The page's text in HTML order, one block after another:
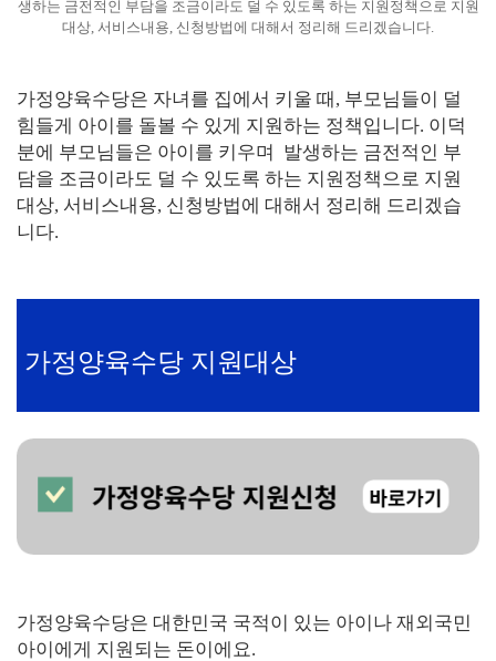
생하는 금전적인 부담을 조금이라도 덜 수 있도록 하는 지원정책으로 지원
대상, 서비스내용, 신청방법에 대해서 정리해 드리겠습니다.
가정양육수당은 자녀를 집에서 키울 때, 부모님들이 덜
힘들게 아이를 돌볼 수 있게 지원하는 정책입니다. 이덕
분에 부모님들은 아이를 키우며 발생하는 금전적인 부
담을 조금이라도 덜 수 있도록 하는 지원정책으로 지원
대상, 서비스내용, 신청방법에 대해서 정리해 드리겠습
니다.
가정양육수당 지원대상
가정양육수당은 대한민국 국적이 있는 아이나 재외국민
아이에게 지원되는 돈이에요.